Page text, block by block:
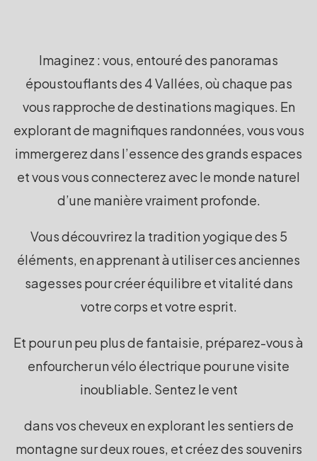
Imaginez : vous, entouré des panoramas
époustouflants des 4 Vallées, où chaque pas
vous rapproche de destinations magiques. En
explorant de magnifiques randonnées, vous vous
immergerez dans l’essence des grands espaces
et vous vous connecterez avec le monde naturel
d’une manière vraiment profonde.
Vous découvrirez la tradition yogique des 5
éléments, en apprenant à utiliser ces anciennes
sagesses pour créer équilibre et vitalité dans
votre corps et votre esprit.
Et pour un peu plus de fantaisie, préparez-vous à
enfourcher un vélo électrique pour une visite
inoubliable. Sentez le vent
dans vos cheveux en explorant les sentiers de
montagne sur deux roues, et créez des souvenirs